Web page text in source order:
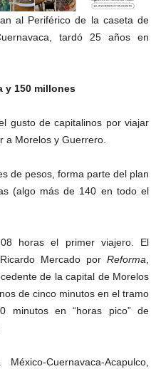
al Periférico de la caseta de
tardó 25 años en
y 150 millones
gusto de capitalinos por viajar
a Morelos y Guerrero.
de pesos, forma parte del plan
(algo más de 140 en todo el
horas el primer viajero. El
Mercado por Reforma
de la capital de Morelos
de cinco minutos en el tramo
en “horas pico” de
Cuernavaca-Acapulco,